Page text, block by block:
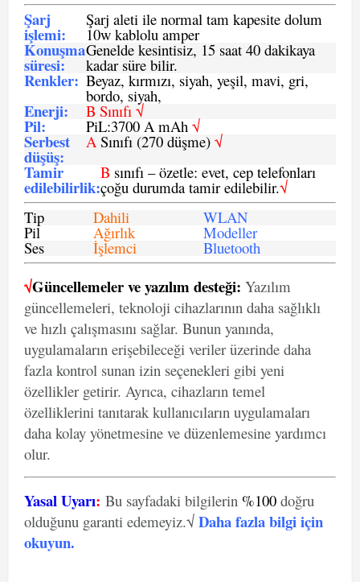
Şarj
işlemi:
Şarj aleti ile normal tam kapesite dolum
10w kablolu amper
Konuşma
süresi:
Genelde kesintisiz, 15 saat 40 dakikaya
kadar süre bilir.
Renkler: Beyaz, kırmızı, siyah, yeşil, mavi, gri,
bordo, siyah,
Enerji: B Sınıfı √
Pil: PiL:3700 A mAh √
Serbest
düşüş:
ASınıfı (270 düşme) √
Tamir
edilebilirlik:
B sınıfı – özetle: evet, cep telefonları
çoğu durumda tamir edilebilir.√
Tip
Dahili WLAN
Pil Ağırlık Modeller
Ses İşlemci Bluetooth
√Güncellemeler ve yazılım desteği: Yazılım
güncellemeleri, teknoloji cihazlarının daha sağlıklı
ve hızlı çalışmasını sağlar. Bunun yanında,
uygulamaların erişebileceği veriler üzerinde daha
fazla kontrol sunan izin seçenekleri gibi yeni
özellikler getirir. Ayrıca, cihazların temel
özelliklerini tanıtarak kullanıcıların uygulamaları
daha kolay yönetmesine ve düzenlemesine yardımcı
olur.
Yasal Uyarı: Bu sayfadaki bilgilerin %100 doğru
olduğunu garanti edemeyiz.√ Daha fazla bilgi için
okuyun.